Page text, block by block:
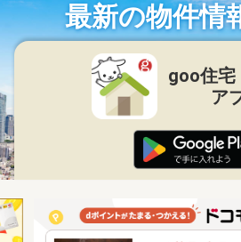
最新の物件情
goo住宅
ア